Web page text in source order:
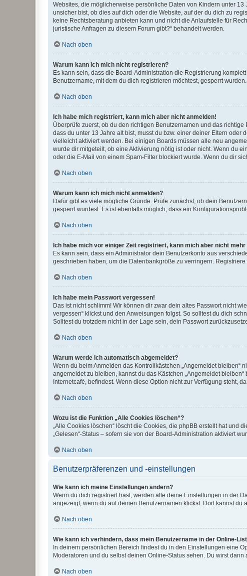
Websites, die möglicherweise persönliche Daten von Kindern unter
unsicher bist, ob dies auf dich oder die Website, auf der du dich zu
keine Rechtsberatung anbieten kann und nicht die Anlaufstelle für
juristische Anfragen zu diesem Forum gibt?“ behandelt werden.
Nach oben
Warum kann ich mich nicht registrieren?
Es kann sein, dass die Board-Administration die Registrierung
Benutzername, mit dem du dich registrieren möchtest, gesperrt
Nach oben
Ich habe mich registriert, kann mich aber nicht anmelden!
Überprüfe zuerst, ob du den richtigen Benutzernamen und das
dass du unter 13 Jahre alt bist, musst du bzw. einer deiner Eltern
vielleicht aktiviert werden. Bei einigen Boards müssen alle neu
wurde dir mitgeteilt, ob eine Aktivierung nötig ist oder nicht. Wenn du
oder die E-Mail von einem Spam-Filter blockiert wurde. Wenn du dir
Nach oben
Warum kann ich mich nicht anmelden?
Dafür gibt es viele mögliche Gründe. Prüfe zunächst, ob dein
gesperrt wurdest. Es ist ebenfalls möglich, dass ein
Nach oben
Ich habe mich vor einiger Zeit registriert, kann mich aber nicht mehr
Es kann sein, dass ein Administrator dein Benutzerkonto aus
geschrieben haben, um die Datenbankgröße zu verringern.
Nach oben
Ich habe mein Passwort vergessen!
Das ist nicht schlimm! Wir können dir zwar dein altes Passwort nicht
vergessen“ klickst und den Anweisungen folgst. So solltest du dich
Solltest du trotzdem nicht in der Lage sein, dein Passwort
Nach oben
Warum werde ich automatisch abgemeldet?
Wenn du beim Anmelden das Kontrollkästchen „Angemeldet
angemeldet zu bleiben, kannst du das Kästchen „Angemeldet
Internetcafé, befindest. Wenn diese Option nicht zur Verfügung steht,
Nach oben
Wozu ist die Funktion „Alle Cookies löschen“?
„Alle Cookies löschen“ löscht die Cookies, die phpBB erstellt hat und
„Gelesen“-Status – sofern sie von der Board-Administration aktiviert
Nach oben
Benutzerpräferenzen und -einstellungen
Wie kann ich meine Einstellungen ändern?
Wenn du dich registriert hast, werden alle deine Einstellungen in der
angezeigt, wenn du auf deinen Benutzernamen klickst. Dort kannst du
Nach oben
Wie kann ich verhindern, dass mein Benutzername in der Online-
In deinem persönlichen Bereich findest du in den Einstellungen eine
Moderatoren und du selbst deinen Online-Status sehen. Du wirst
Nach oben